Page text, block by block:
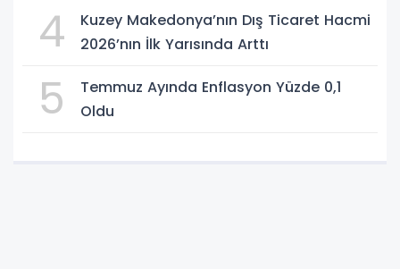
4
Kuzey Makedonya’nın Dış Ticaret Hacmi
2026’nın İlk Yarısında Arttı
5
Temmuz Ayında Enflasyon Yüzde 0,1
Oldu